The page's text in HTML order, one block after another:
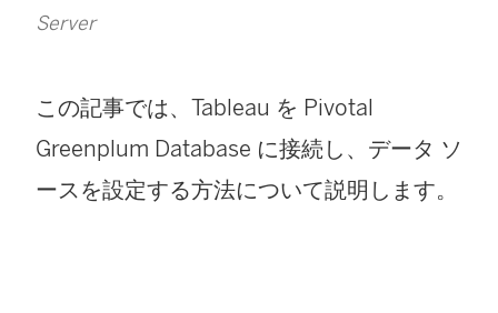
Server
この記事では、Tableau を Pivotal
Greenplum Database に接続し、データ ソ
ースを設定する方法について説明します。